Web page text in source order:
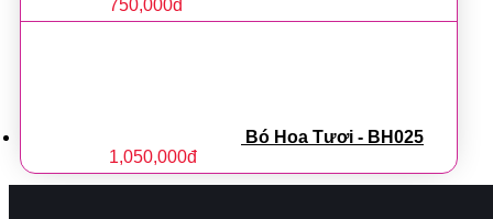
750,000đ
Bó Hoa Tươi - BH025
1,050,000đ